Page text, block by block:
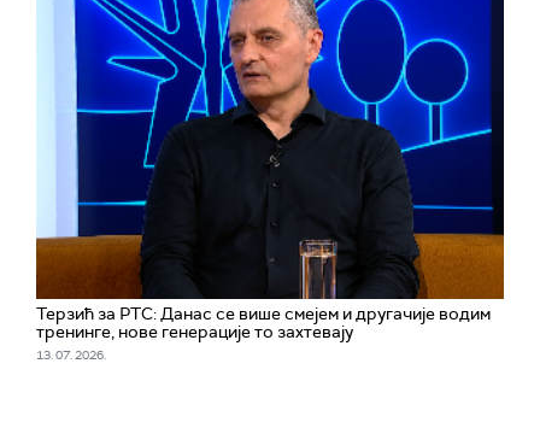
Терзић за РТС: Данас се више смејем и другачије водим
тренинге, нове генерације то захтевају
13. 07. 2026.